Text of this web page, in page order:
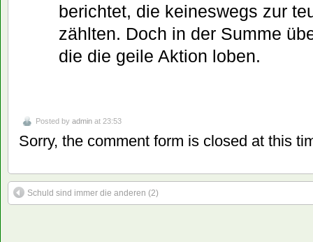
berichtet, die keineswegs zur
zählten. Doch in der Summe
die die geile Aktion loben.
Posted by admin at 23:53
Sorry, the comment form is closed at this
Schuld sind immer die anderen (2)